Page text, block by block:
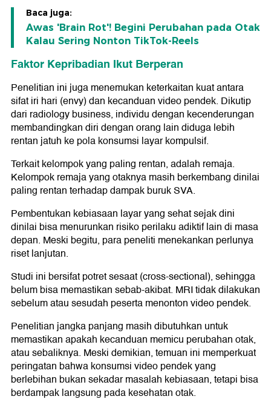
Baca juga:
Awas 'Brain Rot'! Begini Perubahan pada Otak
Kalau Sering Nonton TikTok-Reels
Faktor Kepribadian Ikut Berperan
Penelitian ini juga menemukan keterkaitan kuat antara
sifat iri hari (envy) dan kecanduan video pendek. Dikutip
dari radiology business, individu dengan kecenderungan
membandingkan diri dengan orang lain diduga lebih
rentan jatuh ke pola konsumsi layar kompulsif.
Terkait kelompok yang paling rentan, adalah remaja.
Kelompok remaja yang otaknya masih berkembang dinilai
paling rentan terhadap dampak buruk SVA.
Pembentukan kebiasaan layar yang sehat sejak dini
dinilai bisa menurunkan risiko perilaku adiktif lain di masa
depan. Meski begitu, para peneliti menekankan perlunya
riset lanjutan.
Studi ini bersifat potret sesaat (cross-sectional), sehingga
belum bisa memastikan sebab-akibat. MRI tidak dilakukan
sebelum atau sesudah peserta menonton video pendek.
Penelitian jangka panjang masih dibutuhkan untuk
memastikan apakah kecanduan memicu perubahan otak,
atau sebaliknya. Meski demikian, temuan ini memperkuat
peringatan bahwa konsumsi video pendek yang
berlebihan bukan sekadar masalah kebiasaan, tetapi bisa
berdampak langsung pada kesehatan otak.